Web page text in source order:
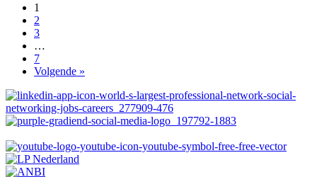
1
2
3
…
7
Volgende »